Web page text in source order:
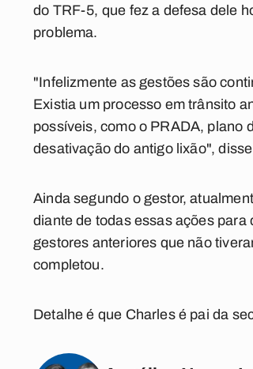
do TRF-5, que fez a defesa dele
problema.
"Infelizmente as gestões são
Existia um processo em trânsito
possíveis, como o PRADA, plano
desativação do antigo lixão",
Ainda segundo o gestor,
diante de todas essas ações
gestores anteriores que não
completou.
Detalhe é que Charles é pai da